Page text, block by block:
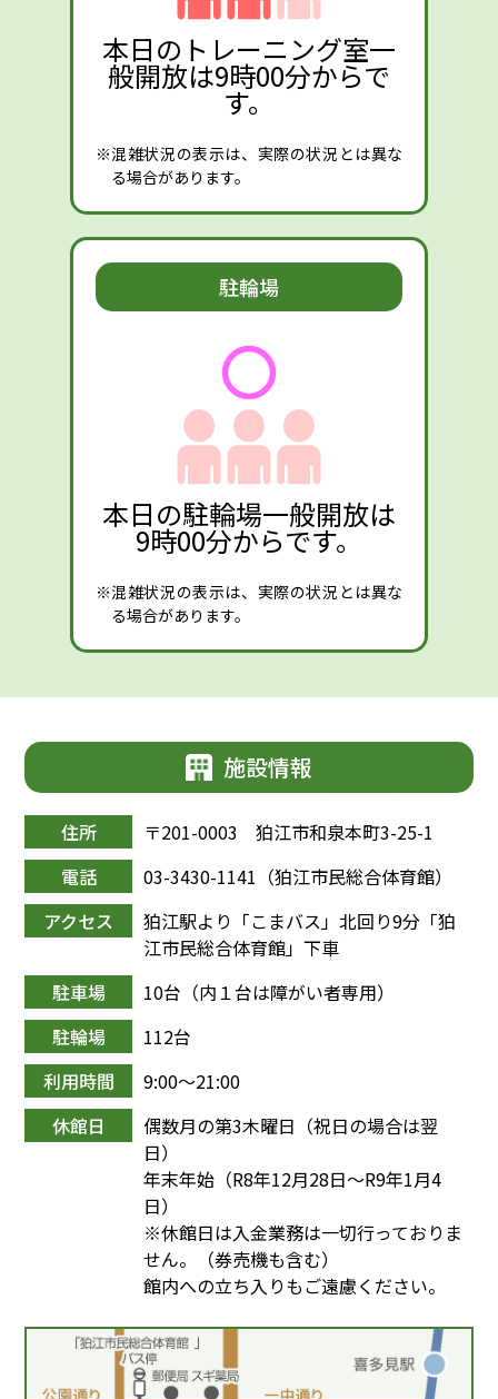
本日のトレーニング室一
般開放は9時00分からで
す。
※混雑状況の表示は、実際の状況とは異な
る場合があります。
駐輪場
本日の駐輪場一般開放は
9時00分からです。
※混雑状況の表示は、実際の状況とは異な
る場合があります。
施設情報
住所
〒201-0003 狛江市和泉本町3-25-1
電話
03-3430-1141（狛江市民総合体育館）
アクセス
狛江駅より「こまバス」北回り9分「狛
江市民総合体育館」下車
駐車場
10台（内１台は障がい者専用）
駐輪場
112台
利用時間
9:00〜21:00
休館日
偶数月の第3木曜日（祝日の場合は翌
日）
年末年始（R8年12月28日～R9年1月4
日）
※休館日は入金業務は一切行っておりま
せん。（券売機も含む）
館内への立ち入りもご遠慮ください。